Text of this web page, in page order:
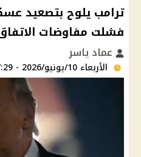
ترامب يلوح بتصعيد
فشلت مفاوضات
عماد ياسر
الأربعاء 10/يونيو/2026 - 07:29 م